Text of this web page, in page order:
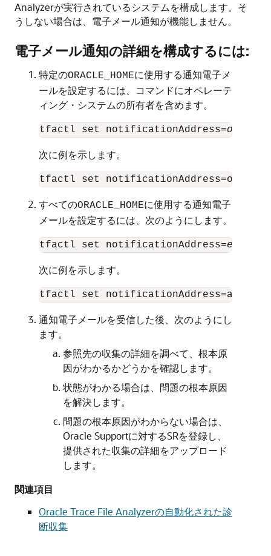
Analyzerが実行されているシステムを構成します。そ
うしない場合は、電子メール通知が機能しません。
電子メール通知の詳細を構成するには:
特定のORACLE_HOMEに使用する通知電子メ
ールを設定するには、コマンドにオペレーテ
ィング・システムの所有者を含めます。
tfactl set notificationAddress=os_user
次に例を示します。
tfactl set
すべてのORACLE_HOMEに使用する通知電子
メールを設定するには、次のようにします。
tfactl set notificationAddress=email
次に例を示します。
tfactl set
通知電子メールを受信した後、次のようにし
ます。
参照先の収集の詳細を調べて、根本原
因がわかるかどうかを確認します。
状態がわかる場合は、問題の根本原因
を解決します。
問題の根本原因がわからない場合は、
Oracle Supportに対するSRを登録し、
提供された収集の詳細をアップロード
します。
関連項目
Oracle Trace File Analyzerの自動化された診
断収集